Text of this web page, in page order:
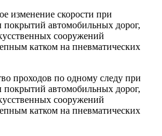
изменение скорости при
автомобильных дорог,
сооружений
катком на пневматических
проходов по одному следу при
автомобильных дорог,
сооружений
катком на пневматических